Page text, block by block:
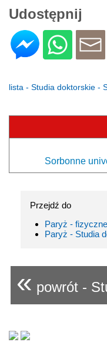
Udostępnij
lista - Studia doktorskie -
Sorbonne
Przejdź do
Paryż -
Paryż - Studia
« powrót -